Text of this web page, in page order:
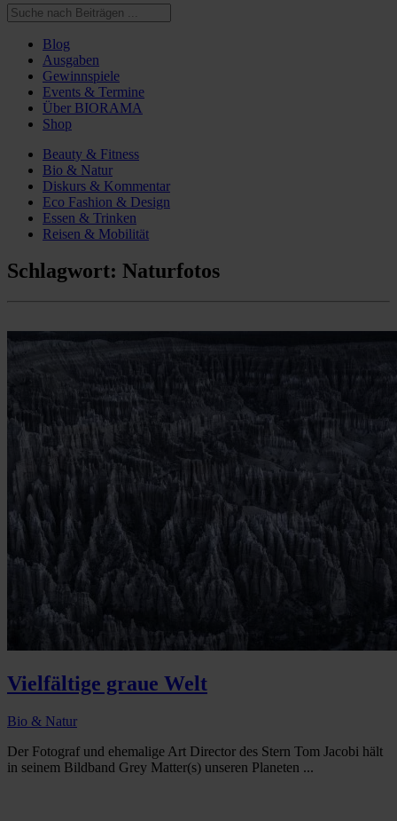
Blog
Ausgaben
Gewinnspiele
Events & Termine
Über BIORAMA
Shop
Beauty & Fitness
Bio & Natur
Diskurs & Kommentar
Eco Fashion & Design
Essen & Trinken
Reisen & Mobilität
Schlagwort: Naturfotos
Vielfältige graue Welt
Bio & Natur
Der Fotograf und ehemalige Art Director des Stern Tom Jacobi hält
in seinem Bildband Grey Matter(s) unseren Planeten ...